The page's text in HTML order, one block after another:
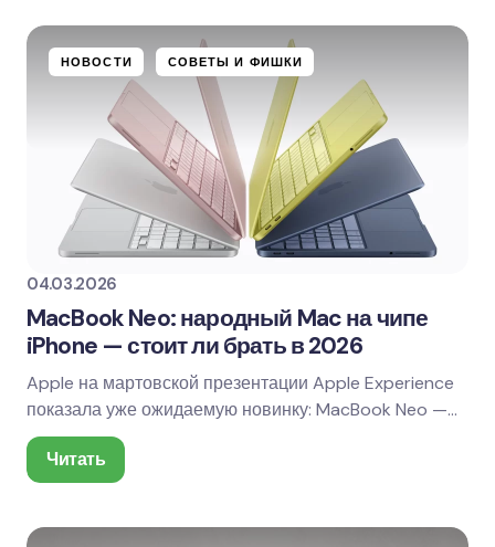
НОВОСТИ СОВЕТЫ И ФИШКИ
04.03.2026
MacBook Neo: народный Mac на чипе
iPhone — стоит ли брать в 2026
Apple на мартовской презентации Apple Experience
показала уже ожидаемую новинку: MacBook Neo —
самый доступный MacBook в актуальной линейке и…
Читать